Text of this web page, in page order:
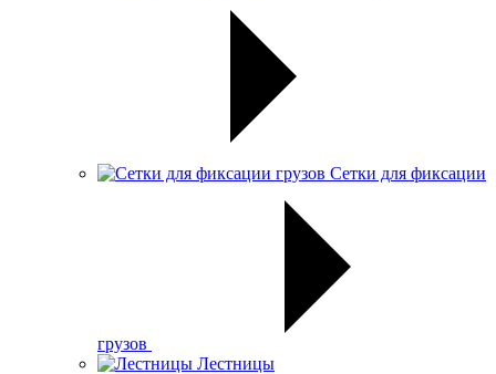
Сетки для фиксации
грузов
Лестницы